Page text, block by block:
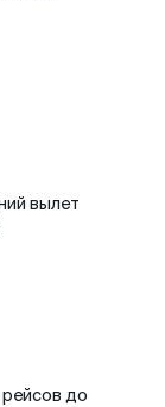
вылет
до